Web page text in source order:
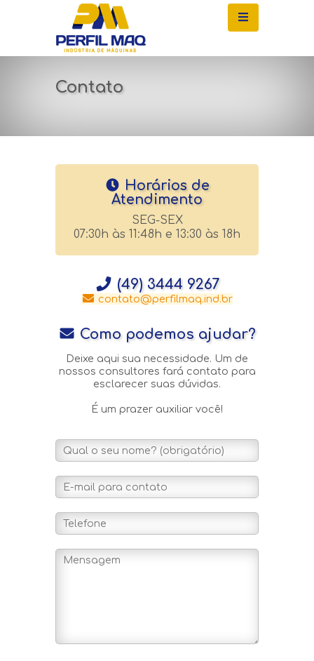
Contato
Horários de
Atendimento
SEG-SEX
07:30h às 11:48h e 13:30 às 18h
(49) 3444 9267
contato@perfilmaq.ind.br
Como podemos ajudar?
Deixe aqui sua necessidade. Um de
nossos consultores fará contato para
esclarecer suas dúvidas.
É um prazer auxiliar você!